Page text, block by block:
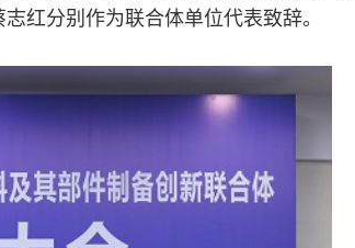
红分别作为联合体单位代表致辞。